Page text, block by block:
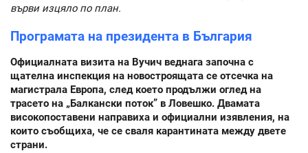
върви изцяло по план.
Програмата на президента в България
Официалната визита на Вучич веднага започна с
щателна инспекция на новостроящата се отсечка на
магистрала Европа, след което продължи оглед на
трасето на „Балкански поток” в Ловешко. Двамата
високопоставени направиха и официални изявления, на
които съобщиха, че се сваля карантината между двете
страни.